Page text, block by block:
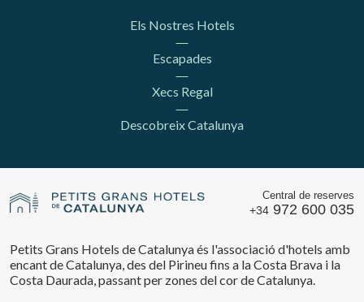
Els Nostres Hotels
Escapades
Xecs Regal
Descobreix Catalunya
Central de reserves
+34 972 600 035
Petits Grans Hotels de Catalunya és l'associació d'hotels amb
encant de Catalunya, des del Pirineu fins a la Costa Brava i la
Costa Daurada, passant per zones del cor de Catalunya.